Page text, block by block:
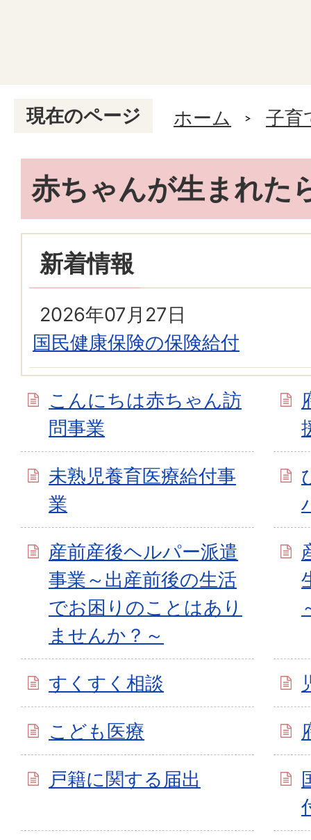
現在のページ ホーム 子育
赤ちゃんが生まれた
新着情報
2026年07月27日
国民健康保険の保険給付
こんにちは赤ちゃん訪
問事業
未熟児養育医療給付事
業
産前産後ヘルパー派遣
事業～出産前後の生活
でお困りのことはあり
ませんか？～
すくすく相談
こども医療
戸籍に関する届出